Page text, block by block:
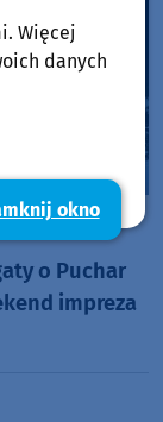
o Puchar
impreza
Więcej
danych
okno